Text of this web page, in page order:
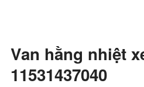
Van hằng nhiệt
11531437040